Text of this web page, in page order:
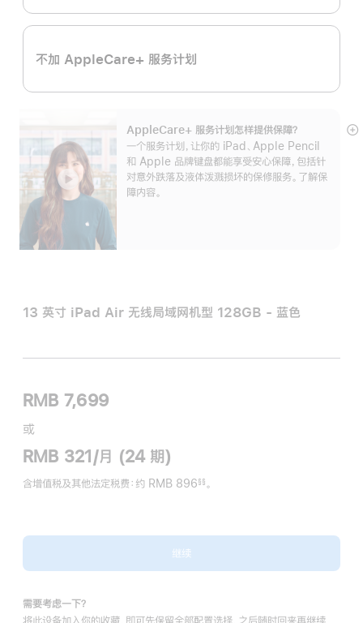
不加 AppleCare+ 服务计划
AppleCare+ 服务计划怎样提供保⁠障？
一个服务计划，让你的 iPad、Apple Pencil
和 Apple 品牌键盘都能享受安心保障，包括针
对意外跌落及液体泼溅损坏的保修服务。了解保
障内容。
展
13 英寸 iPad Air 无线局域网机型 128GB - 蓝色
RMB 7,699
或
RMB 321/月 (24 期)
含增值税及其他法定税费 ：约 RMB 896 §§ 。
继续
需要考虑一下？